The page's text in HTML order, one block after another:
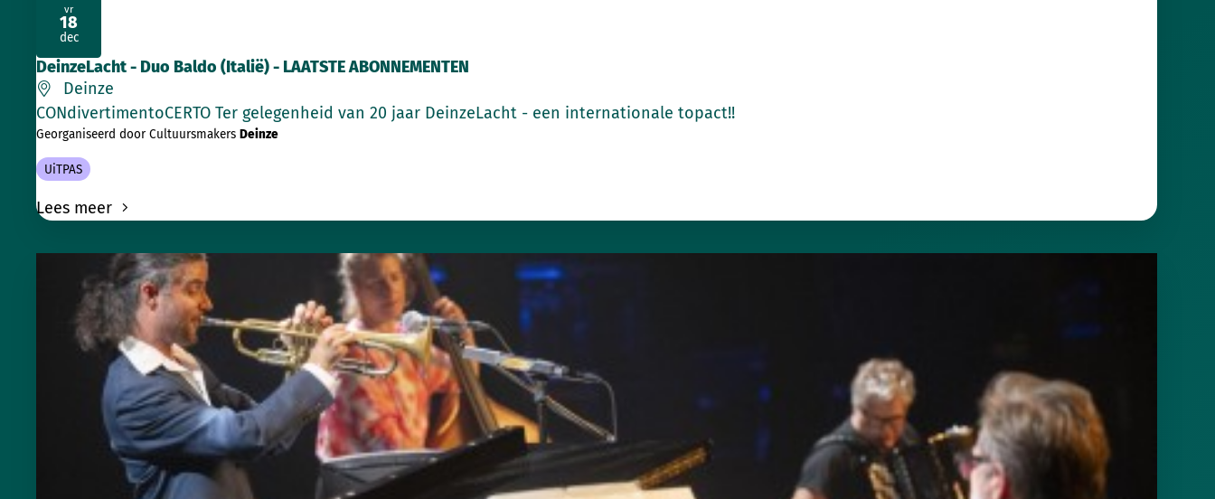
DeinzeLacht - Duo Baldo (Italië) - LAATSTE ABONNEMENTEN
Deinze
CONdivertimentoCERTO Ter gelegenheid van 20 jaar DeinzeLacht - een internationale topact!!
Georganiseerd door Cultuursmakers Deinze
UiTPAS
Lees meer
vr
18
dec
2026